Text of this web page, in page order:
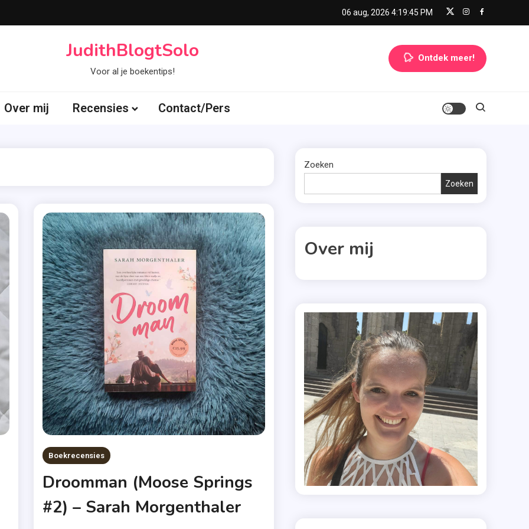
06 aug, 2026 4:19:46 PM
JudithBlogtSolo
Voor al je boekentips!
Ontdek meer!
Over mij Recensies Contact/Pers
Boekrecensies
Droomman (Moose Springs
#2) – Sarah Morgenthaler
Zoeken
Zoeken
Over mij